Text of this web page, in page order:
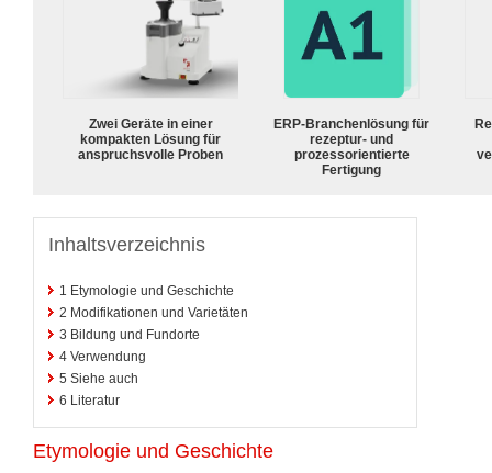
Zwei Geräte in einer
kompakten Lösung für
anspruchsvolle Proben
ERP-Branchenlösung für
rezeptur- und
prozessorientierte
Fertigung
Inhaltsverzeichnis
1 Etymologie und Geschichte
2 Modifikationen und Varietäten
3 Bildung und Fundorte
4 Verwendung
5 Siehe auch
6 Literatur
Etymologie und Geschichte